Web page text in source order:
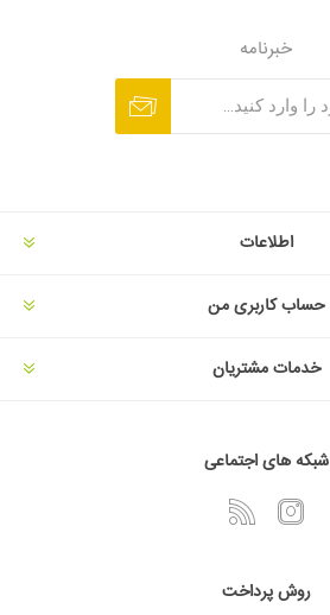
خبرنامه
اطلاعات
حساب کاربری من
خدمات مشتریان
شبکه های اجتماعی
روش پرداخت